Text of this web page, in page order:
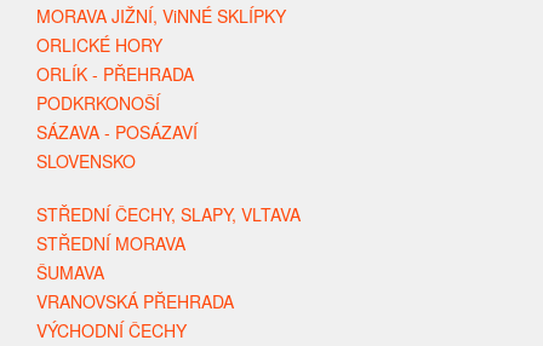
MORAVA JIŽNÍ, ViNNÉ SKLÍPKY
ORLICKÉ HORY
ORLÍK - PŘEHRADA
PODKRKONOŠÍ
SÁZAVA - POSÁZAVÍ
SLOVENSKO
STŘEDNÍ ČECHY, SLAPY, VLTAVA
STŘEDNÍ MORAVA
ŠUMAVA
VRANOVSKÁ PŘEHRADA
VÝCHODNÍ ČECHY